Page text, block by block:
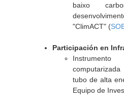
baixo
"ClimACT" (
Participación en
tubo de alta
Equipo de